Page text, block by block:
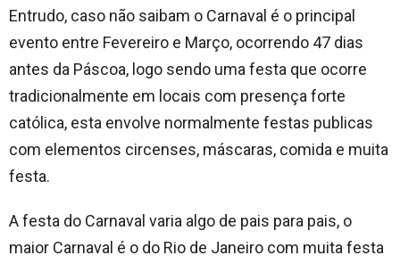
Entrudo, caso não saibam o Carnaval é o principal
evento entre Fevereiro e Março, ocorrendo 47 dias
antes da Páscoa, logo sendo uma festa que ocorre
tradicionalmente em locais com presença forte
católica, esta envolve normalmente festas publicas
com elementos circenses, máscaras, comida e muita
festa.
A festa do Carnaval varia algo de pais para pais, o
maior Carnaval é o do Rio de Janeiro com muita festa